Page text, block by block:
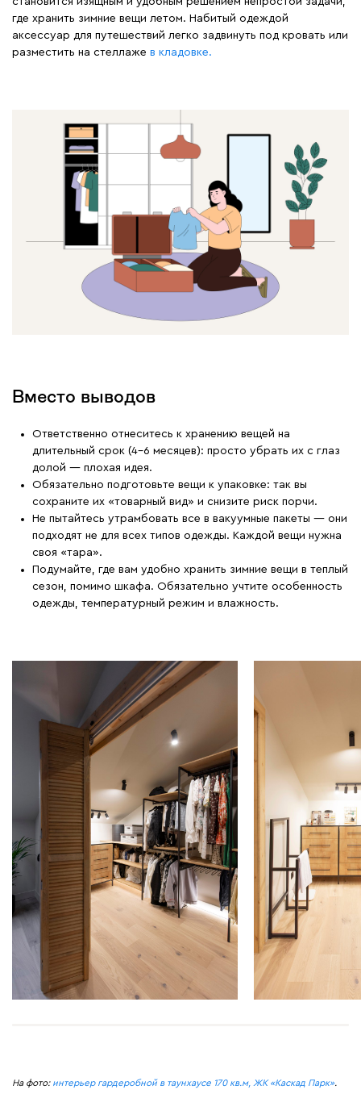
где хранить зимние вещи летом. Набитый одеждой
аксессуар для путешествий легко задвинуть под кровать или
разместить на стеллаже в кладовке.
Вместо выводов
Ответственно отнеситесь к хранению вещей на
длительный срок (4–6 месяцев): просто убрать их с глаз
долой — плохая идея.
Обязательно подготовьте вещи к упаковке: так вы
сохраните их «товарный вид» и снизите риск порчи.
Не пытайтесь утрамбовать все в вакуумные пакеты — они
подходят не для всех типов одежды. Каждой вещи нужна
своя «тара».
Подумайте, где вам удобно хранить зимние вещи в теплый
сезон, помимо шкафа. Обязательно учтите особенность
одежды, температурный режим и влажность.
На фото: интерьер гардеробной в таунхаусе 170 кв.м, ЖК «Каскад Парк».